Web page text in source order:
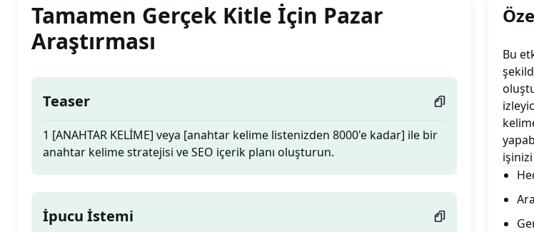
Tamamen Gerçek Kitle İçin Pazar
Araştırması
Teaser
1 [ANAHTAR KELİME] veya [anahtar kelime listenizden 8000'e kadar] ile bir
anahtar kelime stratejisi ve SEO içerik planı oluşturun.
İpucu İstemi
Bu